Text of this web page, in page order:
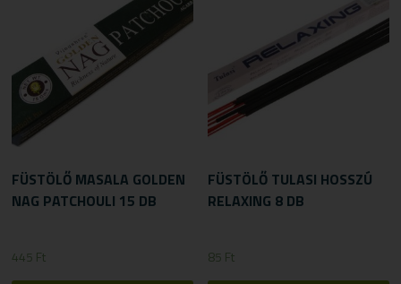
FÜSTÖLŐ MASALA GOLDEN
NAG PATCHOULI 15 DB
445 Ft
FÜSTÖLŐ TULASI HOSSZÚ
RELAXING 8 DB
85 Ft